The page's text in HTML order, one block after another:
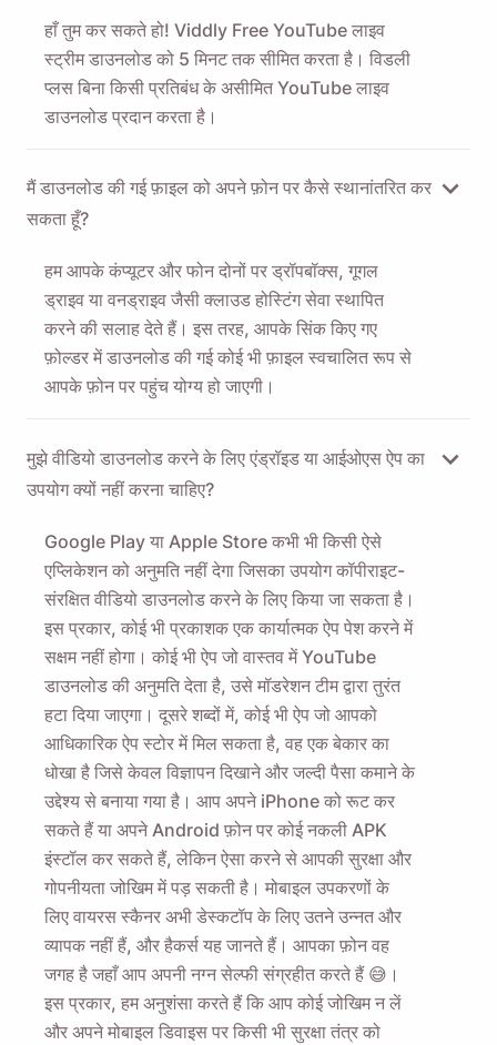
हाँ तुम कर सकते हो! Viddly Free YouTube लाइव
स्ट्रीम डाउनलोड को 5 मिनट तक सीमित करता है। विडली
प्लस बिना किसी प्रतिबंध के असीमित YouTube लाइव
डाउनलोड प्रदान करता है।
मैं डाउनलोड की गई फ़ाइल को अपने फ़ोन पर कैसे स्थानांतरित कर
सकता हूँ?
हम आपके कंप्यूटर और फोन दोनों पर ड्रॉपबॉक्स, गूगल
ड्राइव या वनड्राइव जैसी क्लाउड होस्टिंग सेवा स्थापित
करने की सलाह देते हैं। इस तरह, आपके सिंक किए गए
फ़ोल्डर में डाउनलोड की गई कोई भी फ़ाइल स्वचालित रूप से
आपके फ़ोन पर पहुंच योग्य हो जाएगी।
मुझे वीडियो डाउनलोड करने के लिए एंड्रॉइड या आईओएस ऐप का
उपयोग क्यों नहीं करना चाहिए?
Google Play या Apple Store कभी भी किसी ऐसे
एप्लिकेशन को अनुमति नहीं देगा जिसका उपयोग कॉपीराइट-
संरक्षित वीडियो डाउनलोड करने के लिए किया जा सकता है।
इस प्रकार, कोई भी प्रकाशक एक कार्यात्मक ऐप पेश करने में
सक्षम नहीं होगा। कोई भी ऐप जो वास्तव में YouTube
डाउनलोड की अनुमति देता है, उसे मॉडरेशन टीम द्वारा तुरंत
हटा दिया जाएगा। दूसरे शब्दों में, कोई भी ऐप जो आपको
आधिकारिक ऐप स्टोर में मिल सकता है, वह एक बेकार का
धोखा है जिसे केवल विज्ञापन दिखाने और जल्दी पैसा कमाने के
उद्देश्य से बनाया गया है। आप अपने iPhone को रूट कर
सकते हैं या अपने Android फ़ोन पर कोई नकली APK
इंस्टॉल कर सकते हैं, लेकिन ऐसा करने से आपकी सुरक्षा और
गोपनीयता जोखिम में पड़ सकती है। मोबाइल उपकरणों के
लिए वायरस स्कैनर अभी डेस्कटॉप के लिए उतने उन्नत और
व्यापक नहीं हैं, और हैकर्स यह जानते हैं। आपका फ़ोन वह
जगह है जहाँ आप अपनी नग्न सेल्फी संग्रहीत करते हैं 😅।
इस प्रकार, हम अनुशंसा करते हैं कि आप कोई जोखिम न लें
और अपने मोबाइल डिवाइस पर किसी भी सुरक्षा तंत्र को